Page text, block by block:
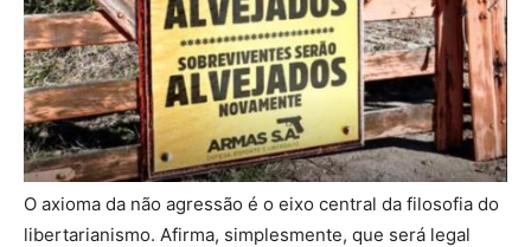
O axioma da não agressão é o eixo central da filosofia do
libertarianismo. Afirma, simplesmente, que será legal